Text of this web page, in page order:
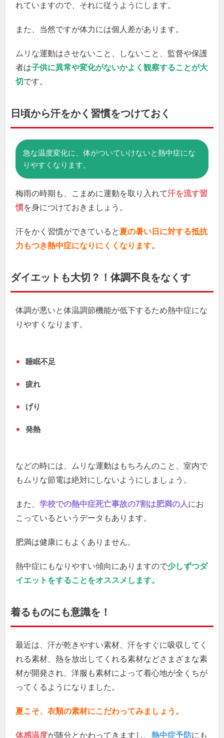
れていますので、それに従うようにします。
また、当然ですが体力には個人差があります。
ムリな運動はさせないこと、しないこと、監督や保護
者は子供に異常や変化がないかよく観察することが大
切 です。
日頃から汗をかく習慣をつけておく
急な温度変化に、体がついていけないと熱中症にな
りやすくなります。
梅雨の時期も、こまめに運動を取り入れて汗を流す習
慣を身につけておきましょう。
汗をかく習慣ができていると夏の暑い日に対する抵抗
力もつき熱中症になりにくくなります。
ダイエットも大切？！体調不良をなくす
体調が悪いと体温調節機能が低下するため熱中症にな
りやすくなります。
睡眠不足
疲れ
げり
発熱
などの時には、ムリな運動はもちろんのこと、室内で
もムリな節電は絶対にしないようにしましょう。
また、学校での熱中症死亡事故の7割は肥満の人にお
こっているというデータもあります。
肥満は健康にもよくありません。
熱中症にもなりやすい傾向にありますので少しずつダ
イエットをすることをオススメします。
着るものにも意識を！
最近は、汗が乾きやすい素材、汗をすぐに吸収してく
れる素材、熱を放出してくれる素材などさまざまな素
材が開発され、洋服も素材によって着心地が全くちが
ってくるようになりました。
夏こそ、衣類の素材にこだわってみましょう。
体感温度が随分とかわってきますし、熱中症予防にも